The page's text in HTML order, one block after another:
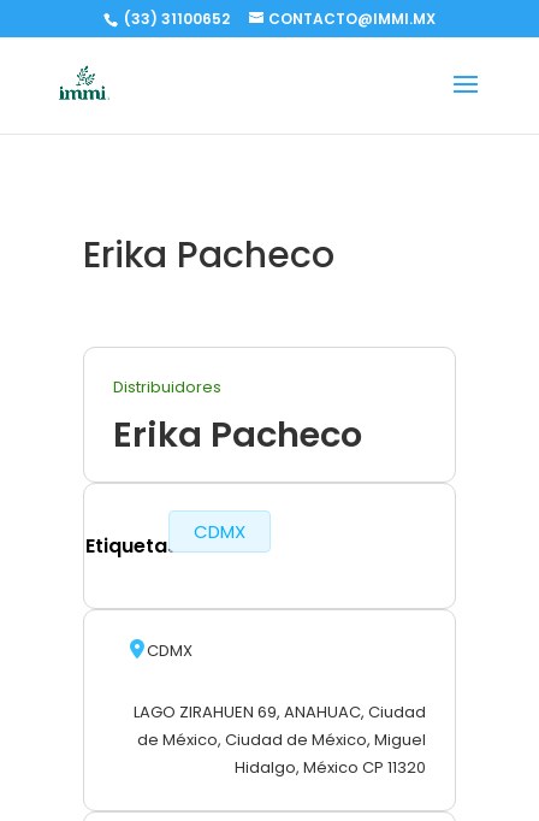
(33) 31100652 CONTACTO@IMMI.MX
Erika Pacheco
Distribuidores
Erika Pacheco
Etiquetas
CDMX
CDMX
LAGO ZIRAHUEN 69, ANAHUAC, Ciudad
de México, Ciudad de México, Miguel
Hidalgo, México CP 11320